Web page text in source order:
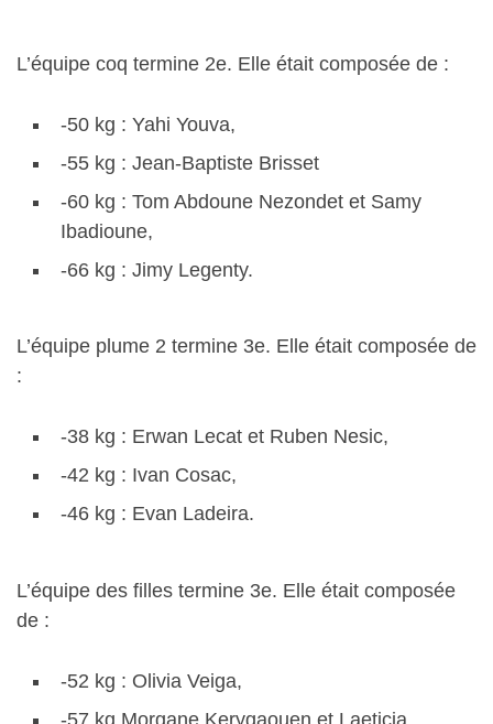
L’équipe coq termine 2e. Elle était composée de :
-50 kg : Yahi Youva,
-55 kg : Jean-Baptiste Brisset
-60 kg : Tom Abdoune Nezondet et Samy
Ibadioune,
-66 kg : Jimy Legenty.
L’équipe plume 2 termine 3e. Elle était composée de
:
-38 kg : Erwan Lecat et Ruben Nesic,
-42 kg : Ivan Cosac,
-46 kg : Evan Ladeira.
L’équipe des filles termine 3e. Elle était composée
de :
-52 kg : Olivia Veiga,
-57 kg Morgane Kerygaouen et Laeticia